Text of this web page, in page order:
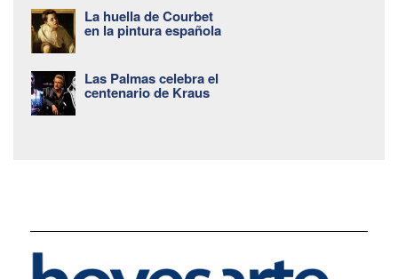
La huella de Courbet
en la pintura española
Las Palmas celebra el
centenario de Kraus